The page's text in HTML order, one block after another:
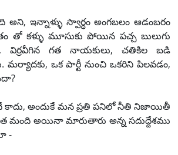
ఇన్నాళ్ళు స్వార్ధం అంగబలం ఆడంబరం
తో కళ్ళు మూసుకు పోయిన పచ్చ బులుగు
గత నాయకులు, చతికిల బడి
మర్యాదకు, ఒక పార్టీ నుంచి ఒకరిని పిలవడం,
కాదు, అందుకే మన ప్రతి పనిలో నీతి నిజాయితీ
మంది అయినా మారుతారు అన్న సదుద్దేశము
-